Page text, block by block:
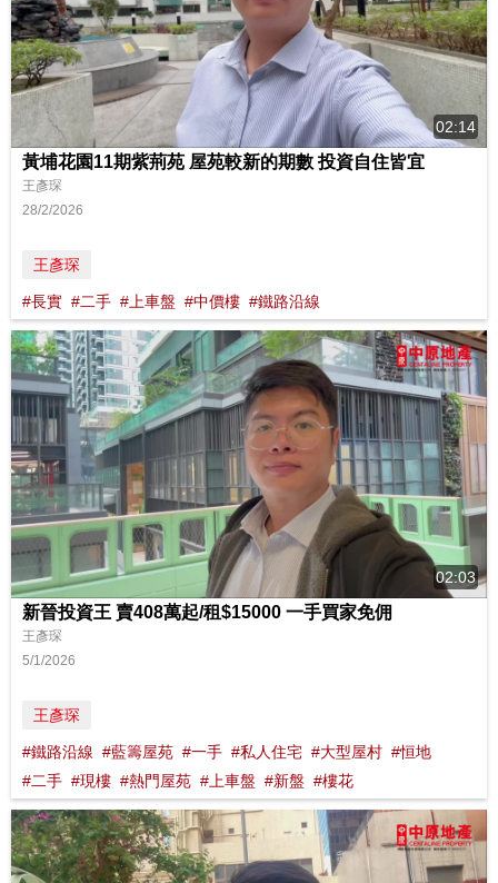
02:14
黃埔花園11期紫荊苑 屋苑較新的期數 投資自住皆宜
王彥琛
28/2/2026
王彥琛
#長實 #二手 #上車盤 #中價樓 #鐵路沿線
02:03
新晉投資王 賣408萬起/租$15000 一手買家免佣
王彥琛
5/1/2026
王彥琛
#鐵路沿線 #藍籌屋苑 #一手 #私人住宅 #大型屋村 #恒地
#二手 #現樓 #熱門屋苑 #上車盤 #新盤 #樓花